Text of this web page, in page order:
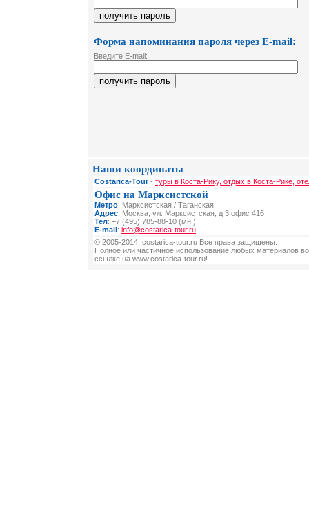
Форма напоминания пароля через E-mail:
Введите E-mail:
Наши координаты
Costarica-Tour- туры в Коста-Рику, отдых в Коста-Рике,
Офис на Марксистской
Метро: Марксистская / Таганская
Адрес: Москва, ул. Марксистская, д 3 офис 416
Тел: +7 (495) 785-88-10 (мн.)
E-mail: info@costarica-tour.ru
© 2005-2014, costarica-tour.ru Все права защищены.
Полное или частичное использование любых материалов
ссылке на www.costarica-tour.ru!